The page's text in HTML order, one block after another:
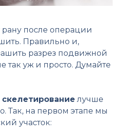
рану после операции
Правильно и,
разрез подвижной
так уж и просто. Думайте
лучше
Так, на первом этапе мы
участок: